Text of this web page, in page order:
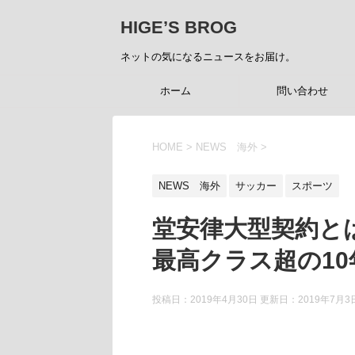
HIGE’S BROG
ネットの気になるニュースをお届け。
ホーム 問い合わせ
HOME > NEWS 海外 >
NEWS 海外 サッカー スポーツ
堂安律大型契約と
最高クラス超の
投稿日：2019年4月30日 更新日： 2019年7月3